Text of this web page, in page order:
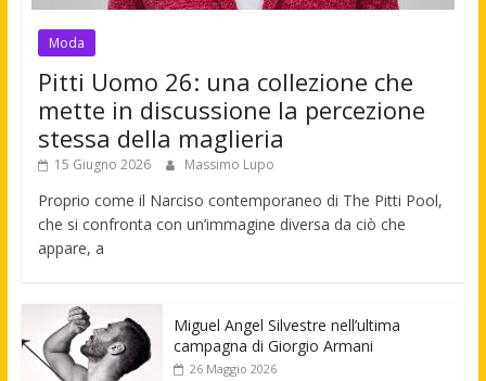
Moda
Pitti Uomo 26: una collezione che
mette in discussione la percezione
stessa della maglieria
15 Giugno 2026 Massimo Lupo
Proprio come il Narciso contemporaneo di The Pitti Pool,
che si confronta con un’immagine diversa da ciò che
appare, a
Miguel Angel Silvestre nell’ultima
campagna di Giorgio Armani
26 Maggio 2026